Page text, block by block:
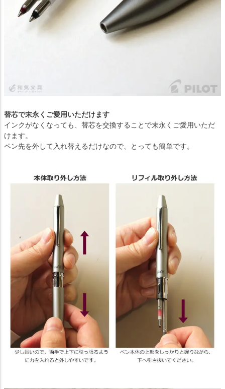
替芯で末永くご愛用いただけます
インクがなくなっても、替芯を交換することで末永くご愛用いただ
けます。
ペン先を外して入れ替えるだけなので、とっても簡単です。